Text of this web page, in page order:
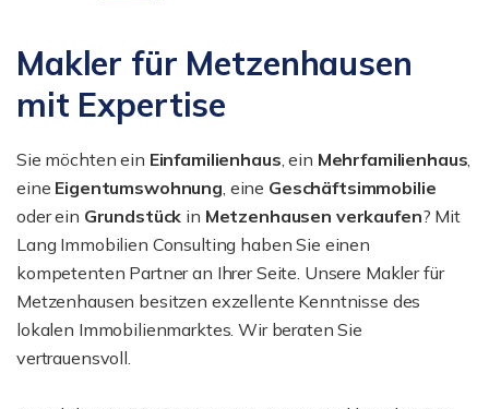
Makler für Metzenhausen
mit Expertise
Sie möchten ein Einfamilienhaus, ein Mehrfamilienhaus,
eine Eigentumswohnung, eine Geschäftsimmobilie
oder ein Grundstück in Metzenhausen verkaufen? Mit
Lang Immobilien Consulting haben Sie einen
kompetenten Partner an Ihrer Seite. Unsere Makler für
Metzenhausen besitzen exzellente Kenntnisse des
lokalen Immobilienmarktes. Wir beraten Sie
vertrauensvoll.